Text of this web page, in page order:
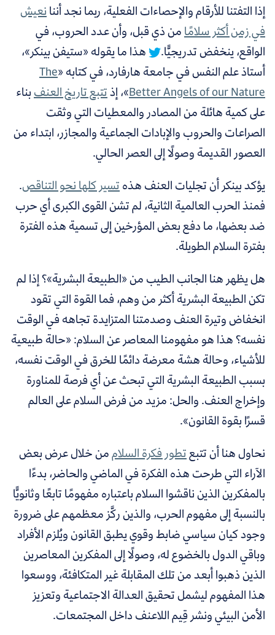
إذا التفتنا للأرقام والإحصاءات الفعلية، ربما نجد أننانعيش
في زمن أكثر سلامًامن ذي قبل،وأن عدد الحروب، في
الواقع، ينخفض تدريجيًّا.
هذا ما يقوله «ستيفن بينكر»،
أستاذ علم النفس في جامعة هارفارد، في كتابه «The
Better Angels of our Nature»، إذتتبع تاريخ العنفبناء
على كمية هائلة من المصادر والمعطيات التي وثقت
الصراعات والحروب والإبادات الجماعية والمجازر، ابتداء من
العصور القديمة وصولًا إلى العصر الحالي.
يؤكد بينكر أن تجليات العنف هذهتسير كلها نحو التناقص.
فمنذ الحرب العالمية الثانية، لم تشن القوى الكبرى أي حرب
ضد بعضها، ما دفع بعض المؤرخين إلى تسمية هذه الفترة
بفترة السلام الطويلة.
هل يظهر هنا الجانب الطيب من «الطبيعة البشرية»؟ إذا لم
تكن الطبيعة البشرية أكثر من وهم، فما القوة التي تقود
انخفاض وتيرة العنف وصدمتنا المتزايدة تجاهه في الوقت
نفسه؟ هذا هو مفهومنا المعاصر عن السلام: «حالة طبيعية
للأشياء، وحالة هشة معرضة دائمًا للخرق في الوقت نفسه،
بسبب الطبيعة البشرية التي تبحث عن أي فرصة للمناورة
وإخراج العنف. والحل: مزيد من فرض السلام على العالم
قسرًا بقوة القانون».
نحاول هنا أن تتبعتطور فكرة السلاممن خلال عرض بعض
الآراء التي طرحت هذه الفكرة في الماضي والحاضر، بدءًا
بالمفكرين الذين ناقشوا السلام باعتباره مفهومًا تابعًا وثانويًّا
بالنسبة إلى مفهوم الحرب، والذين ركَّز معظمهم على ضرورة
وجود كيان سياسي ضابط وقوي يطبق القانون ويُلزم الأفراد
وباقي الدول بالخضوع له، وصولًا إلى المفكرين المعاصرين
الذين ذهبوا أبعد من تلك المقابلة غير المتكافئة، ووسعوا
هذا المفهوم ليشمل تحقيق العدالة الاجتماعية وتعزيز
الأمن البيئي ونشر قِيم اللاعنف داخل المجتمعات.